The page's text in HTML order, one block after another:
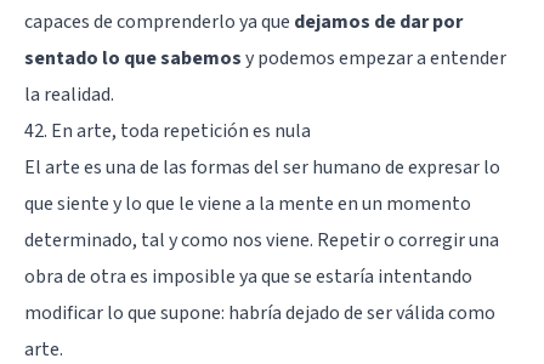
capaces de comprenderlo ya que dejamos de dar por
sentado lo que sabemosy podemos empezar a entender
la realidad.
42. En arte, toda repetición es nula
El arte es una de las formas del ser humano de expresar lo
que siente y lo que le viene a la mente en un momento
determinado, tal y como nos viene. Repetir o corregir una
obra de otra es imposible ya que se estaría intentando
modificar lo que supone: habría dejado de ser válida como
arte.